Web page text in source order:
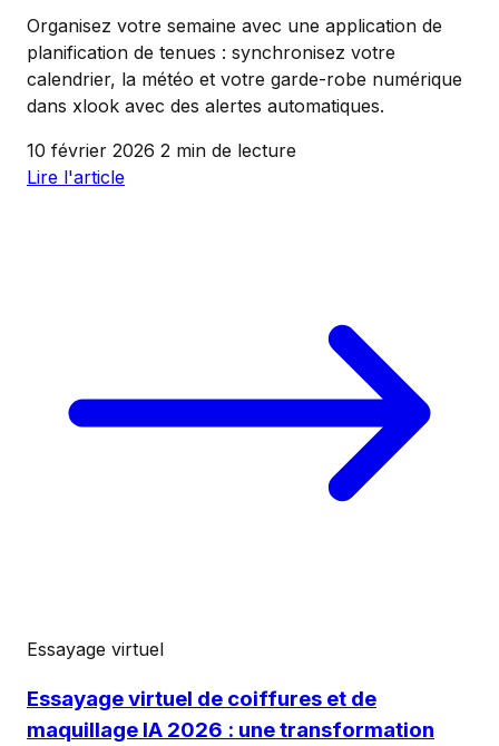
Organisez votre semaine avec une application de
planification de tenues : synchronisez votre
calendrier, la météo et votre garde-robe numérique
dans xlook avec des alertes automatiques.
10 février 2026 2 min de lecture
Lire l'article
Essayage virtuel
Essayage virtuel de coiffures et de
maquillage IA 2026 : une transformation